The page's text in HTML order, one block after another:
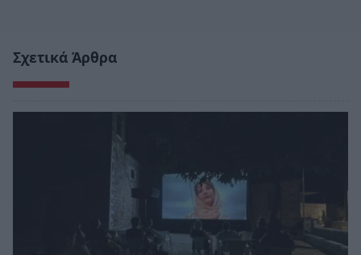
Σχετικά Άρθρα